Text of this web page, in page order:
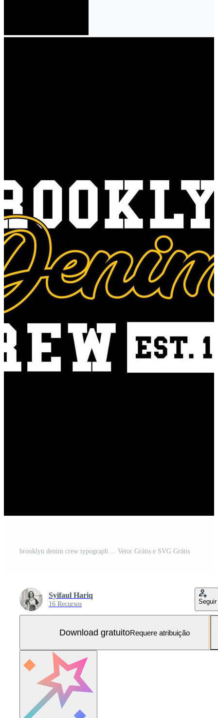
brooklyn denim crew typograph ... Vetor Grátis e SVG Grátis
Syifaul Hariq
16 Recursos Seguir
Download gratuitoRequere atribuição